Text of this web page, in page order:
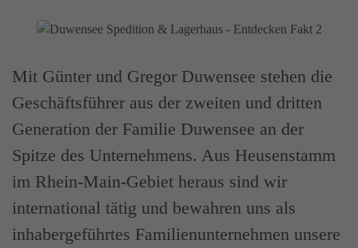
Mit Günter und Gregor Duwensee stehen die
Geschäftsführer aus der zweiten und dritten
Generation der Familie Duwensee an der
Spitze des Unternehmens. Aus Heusenstamm
im Rhein-Main-Gebiet heraus sind wir
international tätig und bewahren uns als
inhabergeführtes Familienunternehmen unsere